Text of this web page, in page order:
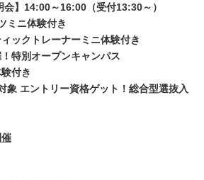
】 14:00～16:00（受付13:30～）
ミニ体験付き
ックトレーナーミニ体験付き
特別オープンキャンパス
付き
象 エントリー資格ゲット！総合型選抜入